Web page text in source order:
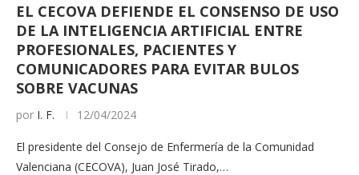
EL CECOVA DEFIENDE EL CONSENSO DE USO
DE LA INTELIGENCIA ARTIFICIAL ENTRE
PROFESIONALES, PACIENTES Y
COMUNICADORES PARA EVITAR BULOS
SOBRE VACUNAS
por I. F. 12/04/2024
El presidente del Consejo de Enfermería de la Comunidad
Valenciana (CECOVA), Juan José Tirado,…